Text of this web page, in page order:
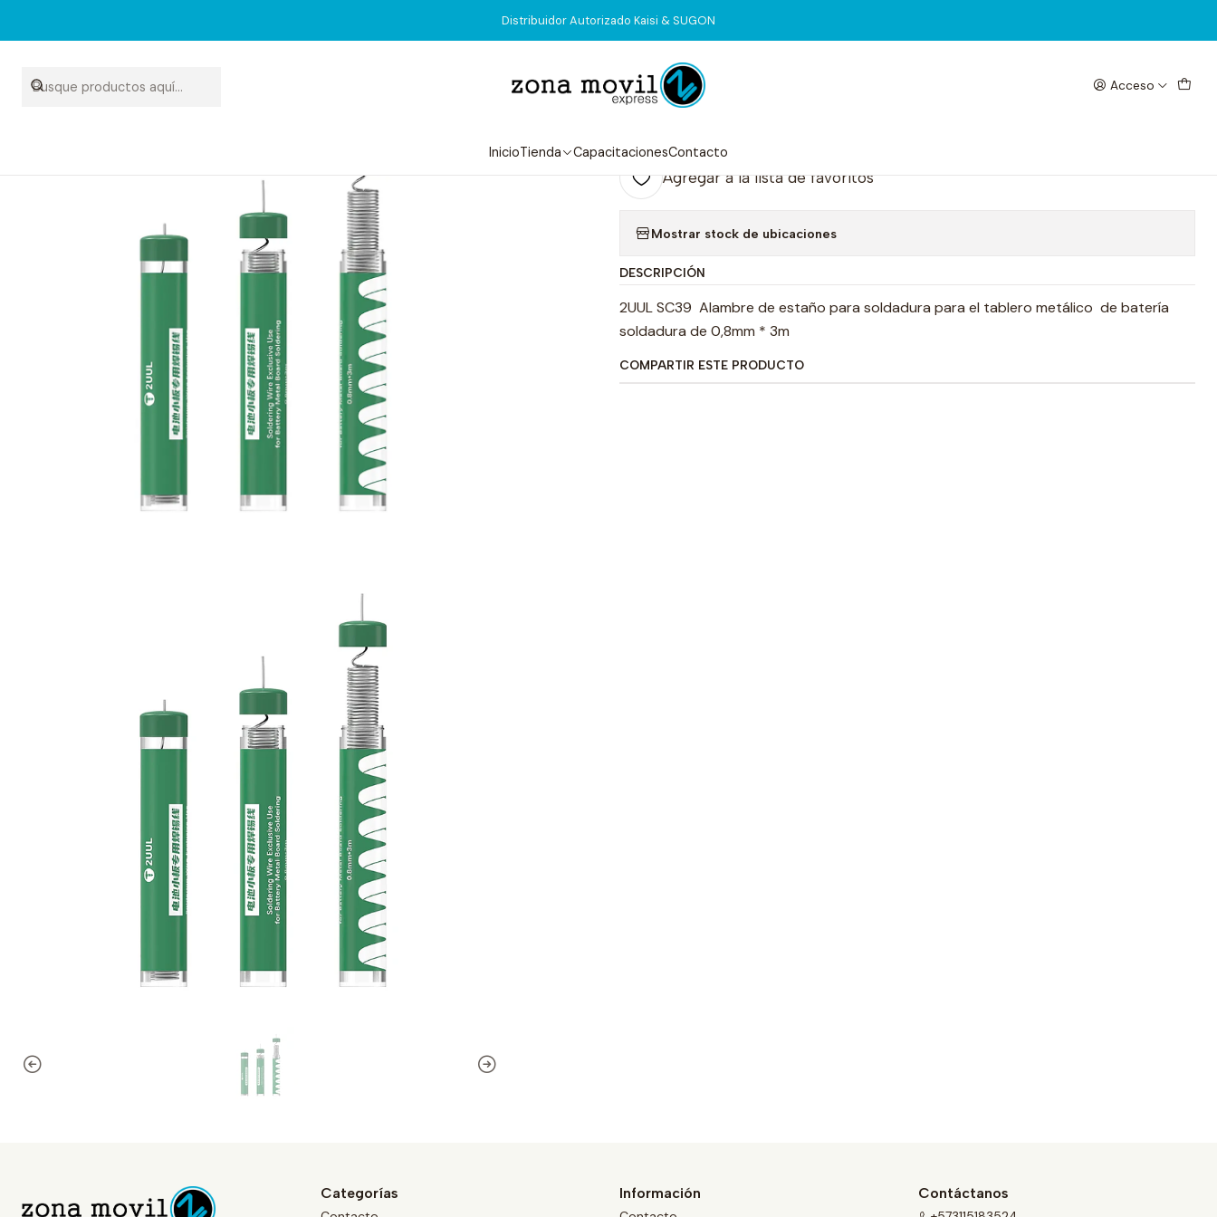
Acceso
InicioTienda CapacitacionesContacto
Distribuidor Autorizado Kaisi & SUGON
Consumibles Estaño para Baterias 2UUL SC39
|
Estaño para Baterias 2UUL SC39
Agregar a la lista de favoritos
Mostrar stock de ubicaciones
DESCRIPCIÓN
2UUL SC39 Alambre de estaño para soldadura para el tablero metálico de batería
soldadura de 0,8mm * 3m
COMPARTIR ESTE PRODUCTO
Categorías Información Contáctanos